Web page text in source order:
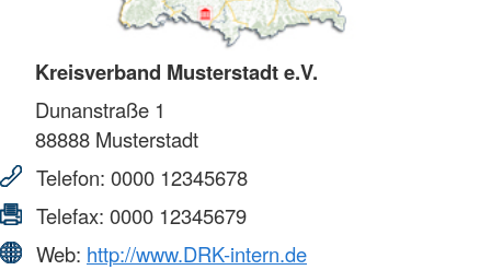
Kreisverband Musterstadt e.V.
Dunanstraße 1
88888 Musterstadt
Telefon: 0000 12345678
Telefax: 0000 12345679
Web: http://www.DRK-intern.de